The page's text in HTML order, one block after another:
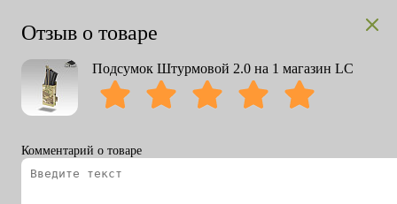
Отзыв о товаре
Подсумок Штурмовой 2.0 на 1 магазин LC
Комментарий о товаре